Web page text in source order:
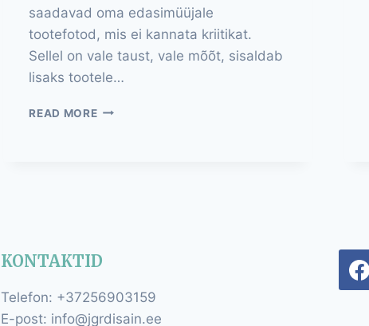
saadavad oma edasimüüjale
tootefotod, mis ei kannata kriitikat.
Sellel on vale taust, vale mõõt, sisaldab
lisaks tootele…
READ MORE FOTOTÖÖTLUS
KONTAKTID
Telefon: +37256903159
E-post: info@jgrdisain.ee